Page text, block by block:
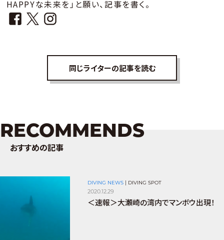
HAPPYな未来を」と願い、記事を書く。
同じライターの記事を読む
RECOMMENDS
おすすめの記事
DIVING NEWS DIVING SPOT
2020.12.29
＜速報＞大瀬崎の湾内でマンボウ出現！